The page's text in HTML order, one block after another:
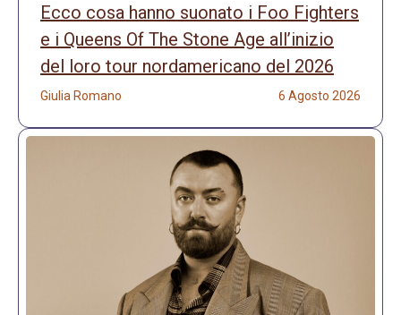
Ecco cosa hanno suonato i Foo Fighters
e i Queens Of The Stone Age all’inizio
del loro tour nordamericano del 2026
Giulia Romano 6 Agosto 2026